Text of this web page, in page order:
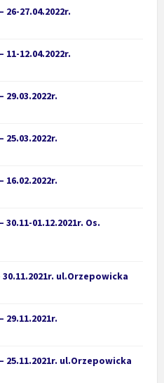
27.04.2022r.
12.04.2022r.
01.12.2021r. Os.
ul.Orzepowicka
ul.Orzepowicka